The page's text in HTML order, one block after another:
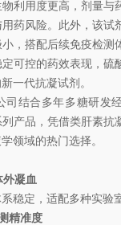
利用度更高，剂量与
药风险。此外，该试
，搭配后续免疫检测
可控的药效表现，硫
一代抗凝试剂。
司结合多年多糖研发
列产品，凭借类肝素抗
领域的热门选择。
凝血
稳定，适配多种实验
精准度